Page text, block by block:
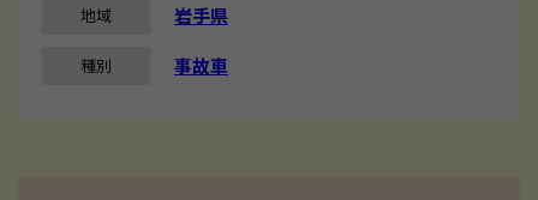
地域 岩手県
種別 事故車